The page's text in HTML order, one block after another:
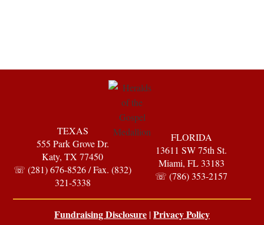
TEXAS
555 Park Grove Dr.
Katy, TX 77450
☏ (281) 676-8526 / Fax. (832)
321-5338
FLORIDA
13611 SW 75th St.
Miami, FL 33183
☏ (786) 353-2157
Fundraising Disclosure |Privacy Policy